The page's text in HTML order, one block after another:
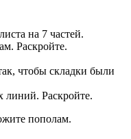
на 7 частей.
Раскройте.
чтобы складки были
линий. Раскройте.
пополам.